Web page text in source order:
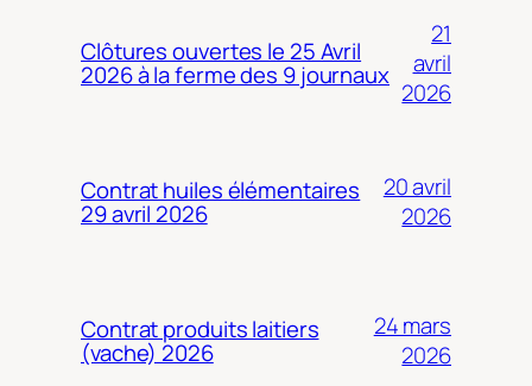
Clôtures ouvertes le 25 Avril
2026 à la ferme des 9 journaux
21
avril
2026
Contrat huiles élémentaires
29 avril 2026
20 avril
2026
Contrat produits laitiers
(vache) 2026
24 mars
2026